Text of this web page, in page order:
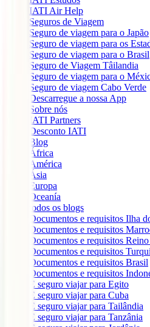
IATI Air Help
Seguros de Viagem
Seguro de viagem para o Japão
Seguro de viagem para os
Seguro de viagem para o Brasil
Seguro de Viagem Tâilandia
Seguro de viagem para o
Seguro de viagem Cabo Verde
Descarregue a nossa App
Sobre nós
IATI Partners
Desconto IATI
Blog
África
América
Ásia
Europa
Oceanía
todos os blogs
Documentos e requisitos Ilha
Documentos e requisitos
Documentos e requisitos
Documentos e requisitos
Documentos e requisitos Brasil
Documentos e requisitos
É seguro viajar para Egito
É seguro viajar para Cuba
É seguro viajar para Tailândia
É seguro viajar para Tanzânia